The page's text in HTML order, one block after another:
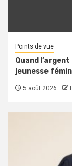
Points de vue
Quand
jeunesse
5 août 2026